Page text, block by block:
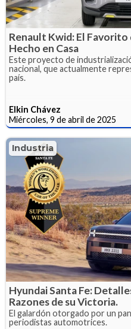
Renault Kwid: El
Hecho en Casa
Este proyecto de
nacional, que actualmente
país.
Elkin Chávez
Miércoles, 9 de abril de 2025
Industria
Hyundai Santa Fe:
Razones de su Victoria.
El galardón otorgado por un
periodistas automotrices.